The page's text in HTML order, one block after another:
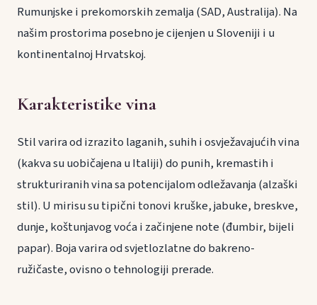
Rumunjske i prekomorskih zemalja (SAD, Australija). Na
našim prostorima posebno je cijenjen u Sloveniji i u
kontinentalnoj Hrvatskoj.
Karakteristike vina
Stil varira od izrazito laganih, suhih i osvježavajućih vina
(kakva su uobičajena u Italiji) do punih, kremastih i
strukturiranih vina sa potencijalom odležavanja (alzaški
stil). U mirisu su tipični tonovi kruške, jabuke, breskve,
dunje, koštunjavog voća i začinjene note (đumbir, bijeli
papar). Boja varira od svjetlozlatne do bakreno-
ružičaste, ovisno o tehnologiji prerade.